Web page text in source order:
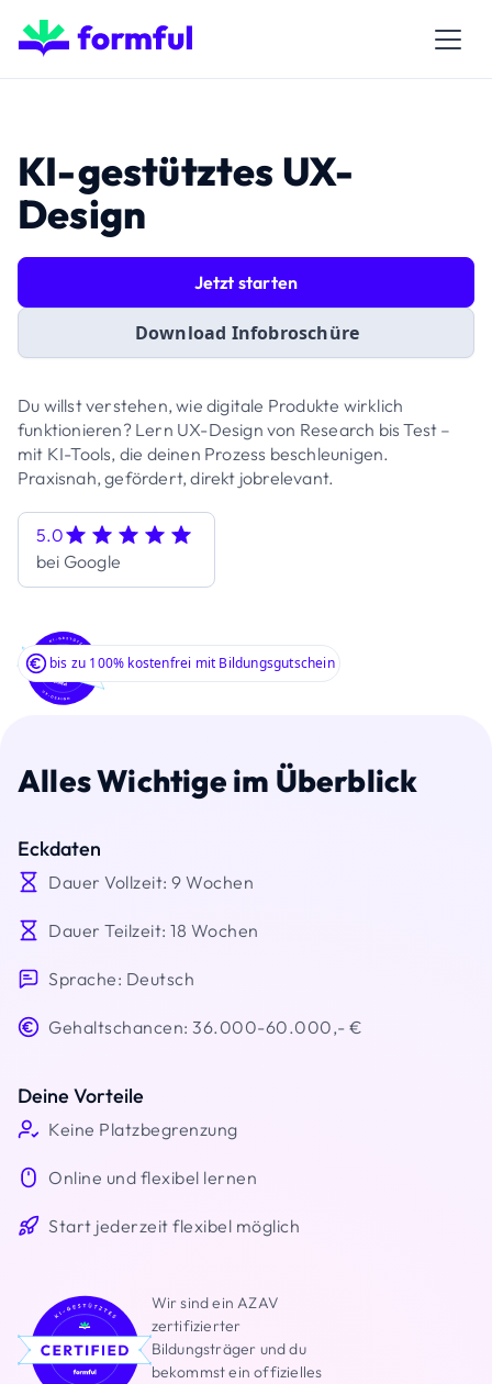
KI-gestütztes UX-
Design
Jetzt starten
Download Infobroschüre
Du willst verstehen, wie digitale Produkte wirklich
funktionieren? Lern UX-Design von Research bis Test –
mit KI-Tools, die deinen Prozess beschleunigen.
Praxisnah, gefördert, direkt jobrelevant.
5.0
bei Google
bis zu 100% kostenfrei mit Bildungsgutschein
Alles Wichtige im Überblick
Eckdaten
Dauer Vollzeit: 9 Wochen
Dauer Teilzeit: 18 Wochen
Sprache: Deutsch
Gehaltschancen: 36.000-60.000,- €
Deine Vorteile
Keine Platzbegrenzung
Online und flexibel lernen
Start jederzeit flexibel möglich
Wir sind ein AZAV
zertifizierter
Bildungsträger und du
bekommst ein offizielles